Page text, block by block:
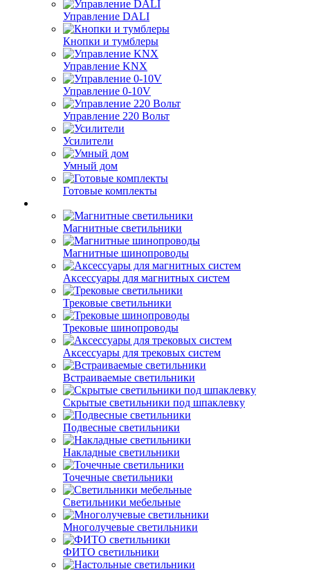
Управление DALI
Кнопки и тумблеры
Управление KNX
Управление 0-10V
Управление 220 Вольт
Усилители
Умный дом
Готовые комплекты
Магнитные светильники
Магнитные шинопроводы
Аксессуары для магнитных систем
Трековые светильники
Трековые шинопроводы
Аксессуары для трековых систем
Встраиваемые светильники
Скрытые светильники под шпаклевку
Подвесные светильники
Накладные светильники
Точечные светильники
Светильники мебельные
Многолучевые светильники
ФИТО светильники